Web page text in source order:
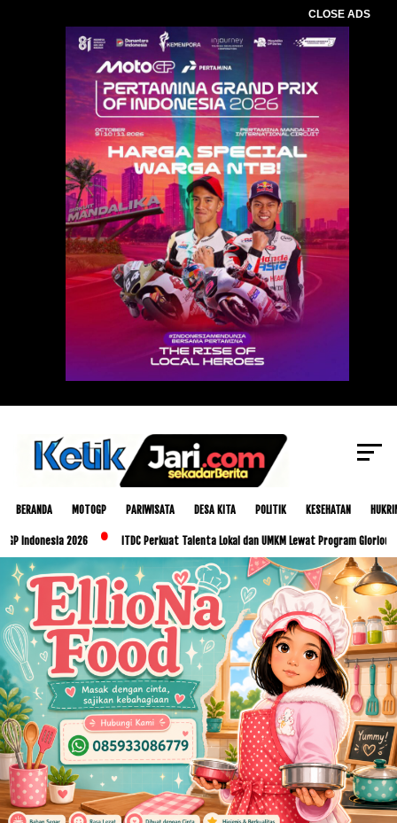
CLOSE ADS
BERANDA MOTOGP PARIWISATA DESA KITA POLITIK KESEHATAN
2026 ITDC Perkuat Talenta Lokal dan UMKM Lewat Program Glorious Golo Mori